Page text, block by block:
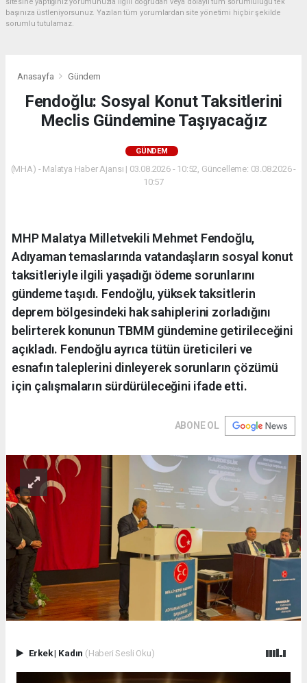
sitesine yaptığınız yorumunuzla ilgili doğrudan veya dolaylı tüm sorumluluğu tek
başınıza üstleniyorsunuz. Yazılan tüm yorumlardan site yönetimi hiçbir şekilde
sorumlu tutulamaz.
Anasayfa Gündem
Fendoğlu: Sosyal Konut Taksitlerini
Meclis Gündemine Taşıyacağız
GÜNDEM
(MHA) - Malatya Haber Ajansı | 03.08.2026 - 10:52, Güncelleme: 03.08.2026 -
10:57
MHP Malatya Milletvekili Mehmet Fendoğlu,
Adıyaman temaslarında vatandaşların sosyal konut
taksitleriyle ilgili yaşadığı ödeme sorunlarını
gündeme taşıdı. Fendoğlu, yüksek taksitlerin
deprem bölgesindeki hak sahiplerini zorladığını
belirterek konunun TBMM gündemine getirileceğini
açıkladı. Fendoğlu ayrıca tütün üreticileri ve
esnafın taleplerini dinleyerek sorunların çözümü
için çalışmaların sürdürüleceğini ifade etti.
ABONE OL
Erkek| Kadın (Haberi Sesli Oku)